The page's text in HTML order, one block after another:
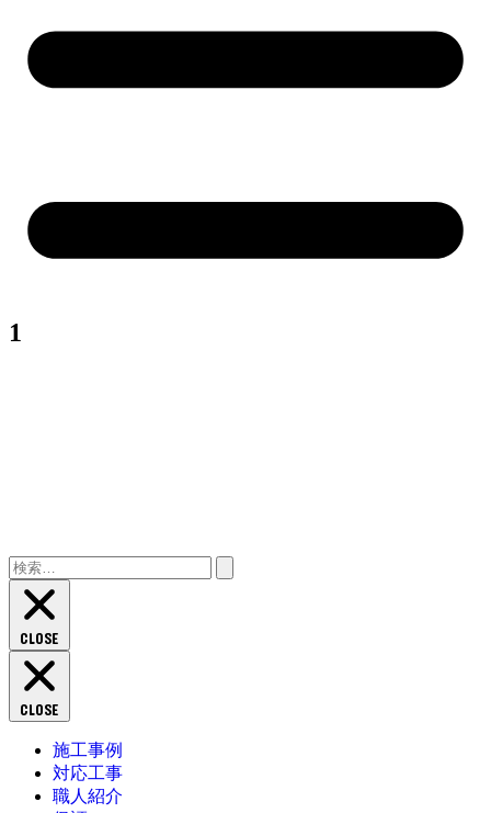
1
検
索:
CLOSE
CLOSE
施工事例
対応工事
職人紹介